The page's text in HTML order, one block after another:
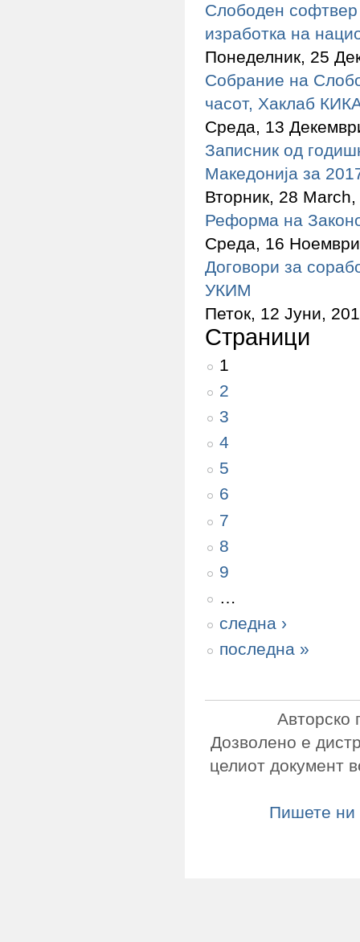
Слободен софтвер
изработка на
Понеделник, 25
Собрание на
часот, Хаклаб
Среда, 13
Записник од
Македонија за
Вторник, 28
Реформа на
Среда, 16
Договори за
УКИМ
Петок, 12 Јуни,
Страници
1
2
3
4
5
6
7
8
9
следна ›
последна »
Авторско
Дозволено е
целиот документ
Пишете ни